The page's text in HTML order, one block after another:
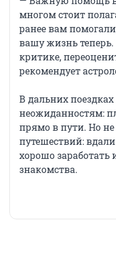
многом стоит
ранее вам
вашу жизнь
критике,
рекомендует
В дальних поездках
неожиданностям:
прямо в пути. Но
путешествий:
хорошо заработать
знакомства.